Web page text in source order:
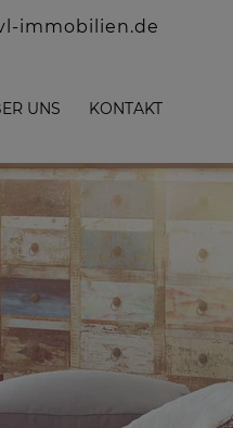
immobilien.de
UNS KONTAKT
Manager
HILFE
Sie eine
erhalten Sie
Optionen und
Bedeutung.